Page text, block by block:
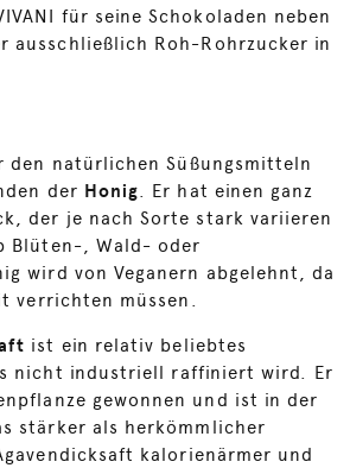
für seine Schokoladen neben
ausschließlich Roh-Rohrzucker in
den natürlichen Süßungsmitteln
der Honig. Er hat einen ganz
der je nach Sorte stark variieren
Blüten-, Wald- oder
wird von Veganern abgelehnt, da
verrichten müssen.
ist ein relativ beliebtes
nicht industriell raffiniert wird. Er
gewonnen und ist in der
stärker als herkömmlicher
kalorienärmer und